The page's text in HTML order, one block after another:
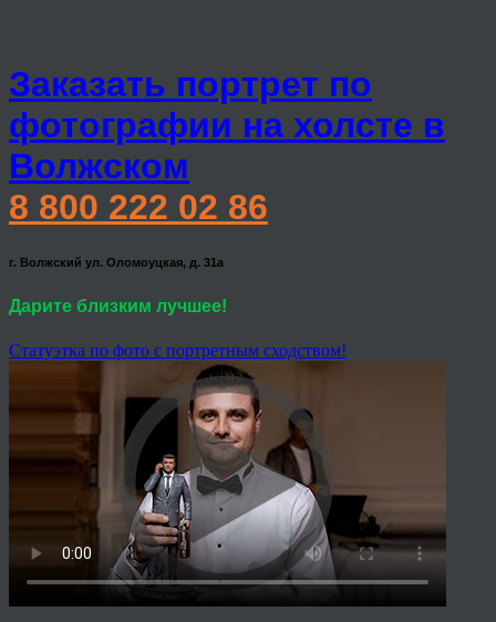
Заказать портрет по
фотографии на холсте в
Волжском
8 800 222 02 86
г. Волжский ул. Оломоуцкая, д. 31а
Дарите близким лучшее!
Статуэтка по фото с портретным сходством!